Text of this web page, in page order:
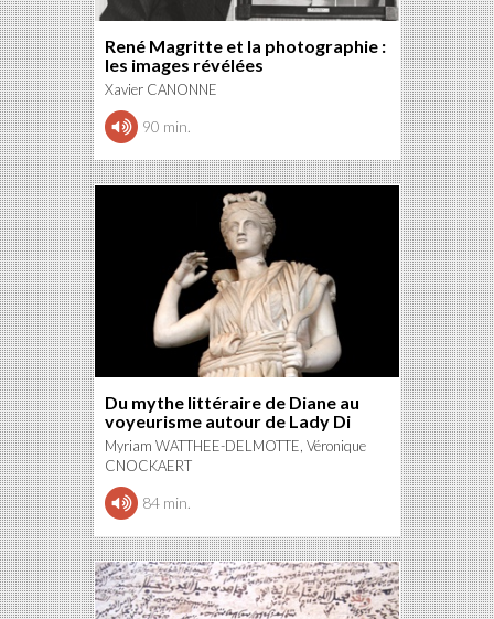
René Magritte et la photographie :
les images révélées
Xavier CANONNE
90 min.
Du mythe littéraire de Diane au
voyeurisme autour de Lady Di
Myriam WATTHEE-DELMOTTE, Véronique
CNOCKAERT
84 min.